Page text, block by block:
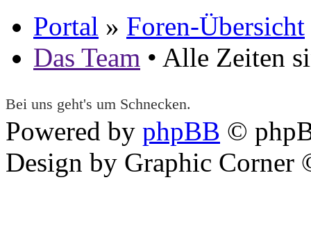
Portal » Foren-Übersicht
Das Team • Alle Zeiten
Bei uns geht's um Schnecken.
Powered by phpBB ©
Design by Graphic Corner